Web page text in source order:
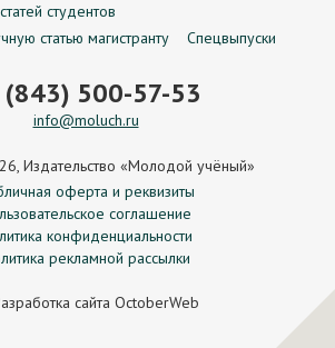
студентов
статью магистранту
Спецвыпуски
(843) 500-57-53
info@moluch.ru
Издательство «Молодой учёный»
оферта и реквизиты
соглашение
конфиденциальности
рекламной рассылки
сайта OctoberWeb